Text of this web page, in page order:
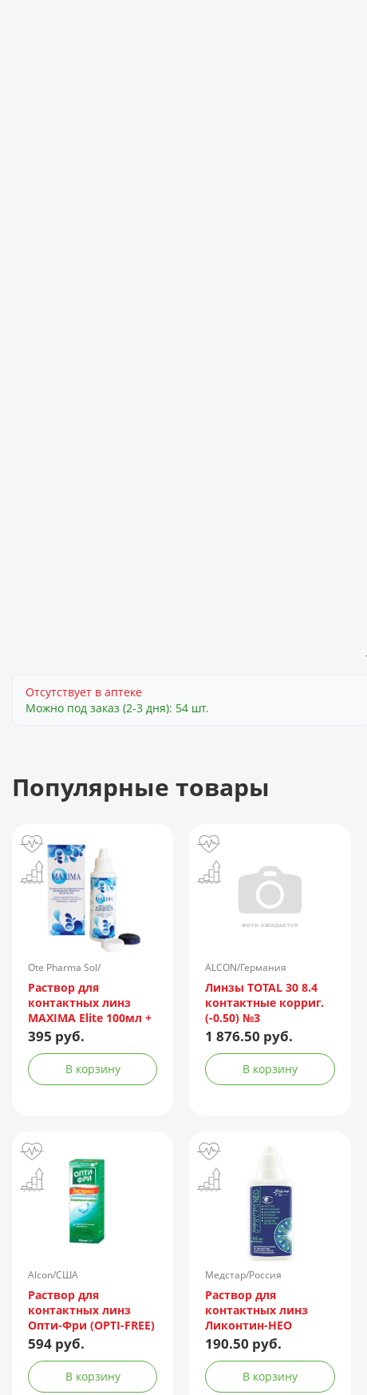
Отсутствует в аптеке
Можно под заказ (2-3 дня): 54 шт.
Популярные товары
Ote Pharma Sol/
Нидерланды
Раствор для
контактных линз
MAXIMA Elite 100мл +
контейнер
395 руб.
В корзину
ALCON/Германия
Линзы TOTAL 30 8.4
контактные корриг.
(-0.50) №3
1 876.50 руб.
В корзину
Alcon/США
Раствор для
контактных линз
Опти-Фри (OPTI-FREE)
Express 355мл +
контейнер
594 руб.
В корзину
Медстар/Россия
Раствор для
контактных линз
Ликонтин-НЕО
Мульти 60мл
190.50 руб.
В корзину